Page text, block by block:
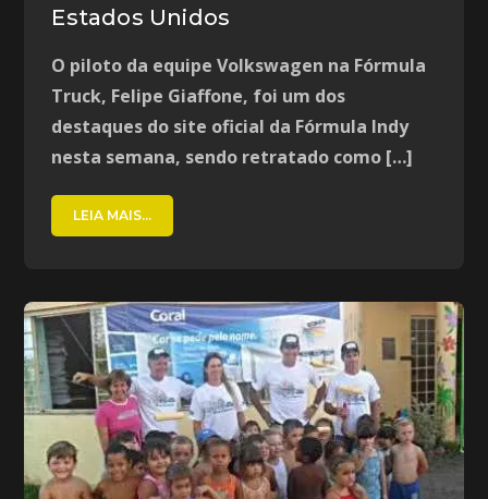
Estados Unidos
O piloto da equipe Volkswagen na Fórmula
Truck, Felipe Giaffone, foi um dos
destaques do site oficial da Fórmula Indy
nesta semana, sendo retratado como […]
LEIA MAIS...